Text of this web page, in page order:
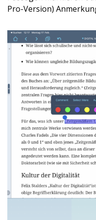
Pro-Version)